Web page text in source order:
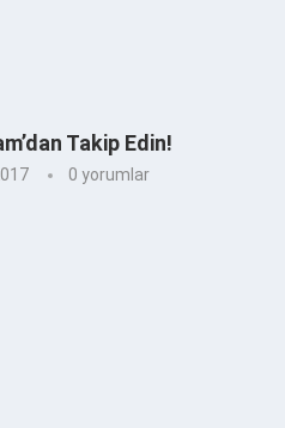
Takip Edin!
0 yorumlar